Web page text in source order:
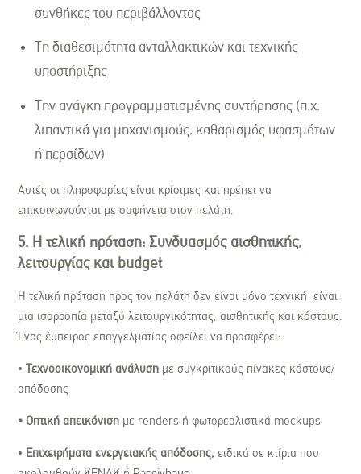
συνθήκες του περιβάλλοντος
Τη διαθεσιμότητα ανταλλακτικών και τεχνικής
υποστήριξης
Την ανάγκη προγραμματισμένης συντήρησης (π.χ.
λιπαντικά για μηχανισμούς, καθαρισμός υφασμάτων
ή περσίδων)
Αυτές οι πληροφορίες είναι κρίσιμες και πρέπει να
επικοινωνούνται με σαφήνεια στον πελάτη.
5. Η τελική πρόταση: Συνδυασμός αισθητικής,
λειτουργίας και budget
Η τελική πρόταση προς τον πελάτη δεν είναι μόνο τεχνική· είναι
μια ισορροπία μεταξύ λειτουργικότητας, αισθητικής και κόστους.
Ένας έμπειρος επαγγελματίας οφείλει να προσφέρει:
• Τεχνοοικονομική ανάλυση με συγκριτικούς πίνακες κόστους/
απόδοσης
• Οπτική απεικόνιση με renders ή φωτορεαλιστικά mockups
• Επιχειρήματα ενεργειακής απόδοσης, ειδικά σε κτίρια που